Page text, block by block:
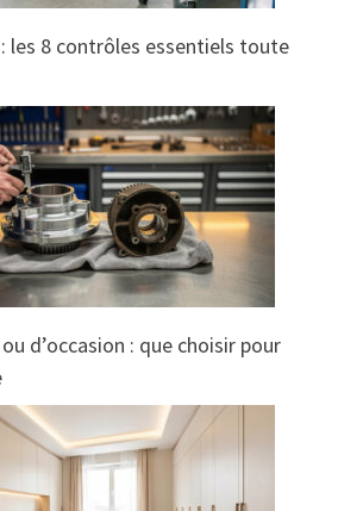
les 8 contrôles essentiels toute
d’occasion : que choisir pour